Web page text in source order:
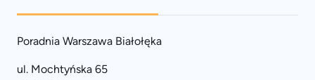
Poradnia Warszawa Białołęka
ul. Mochtyńska 65